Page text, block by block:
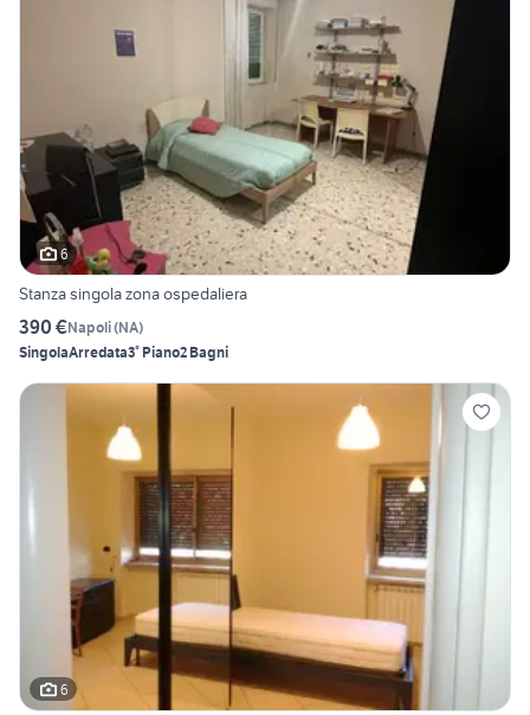
6
Stanza singola zona ospedaliera
390 €Napoli(NA)
SingolaArredata3° Piano2 Bagni
6